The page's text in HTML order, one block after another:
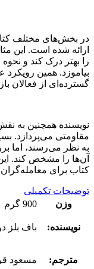
در بخش‌های مختلف
ارائه شده است. این
را بهتر درک کند و
بیاموزد. همین
گسترده‌ای از فعالان
نویسنده همچنین به
مقاومتی می‌پردازد.
به نظر می‌رسند، اما
آن‌ها را مشخص کند.
کتاب برای
توضیحات تکمیلی
وزن
900 گرم
نویسنده: باف بلز
مترجم: مسعود